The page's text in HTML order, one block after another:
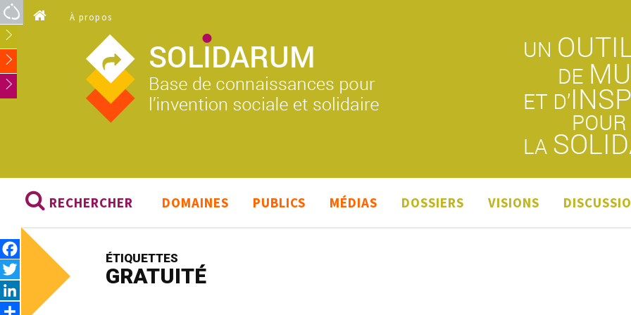
Aller au contenu principal
À propos
RECHERCHER DOMAINES PUBLICS MÉDIAS DOSSIERS VISIONS
Facebook
LinkedIn
Share
ÉTIQUETTES
GRATUITÉ